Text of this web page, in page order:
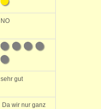
NO
sehr gut
Da wir nur ganz